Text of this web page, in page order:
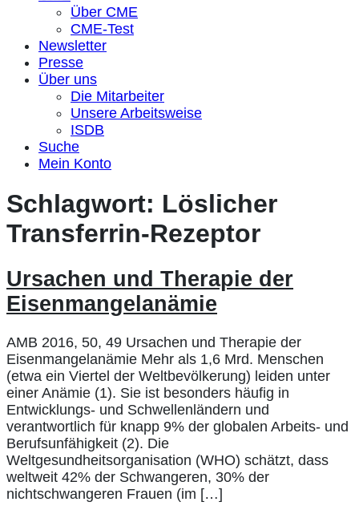
Über CME
CME-Test
Newsletter
Presse
Über uns
Die Mitarbeiter
Unsere Arbeitsweise
ISDB
Suche
Mein Konto
Schlagwort: Löslicher
Transferrin-Rezeptor
Ursachen und Therapie der
Eisenmangelanämie
AMB 2016, 50, 49 Ursachen und Therapie der
Eisenmangelanämie Mehr als 1,6 Mrd. Menschen
(etwa ein Viertel der Weltbevölkerung) leiden unter
einer Anämie (1). Sie ist besonders häufig in
Entwicklungs- und Schwellenländern und
verantwortlich für knapp 9% der globalen Arbeits- und
Berufsunfähigkeit (2). Die
Weltgesundheitsorganisation (WHO) schätzt, dass
weltweit 42% der Schwangeren, 30% der
nichtschwangeren Frauen (im […]